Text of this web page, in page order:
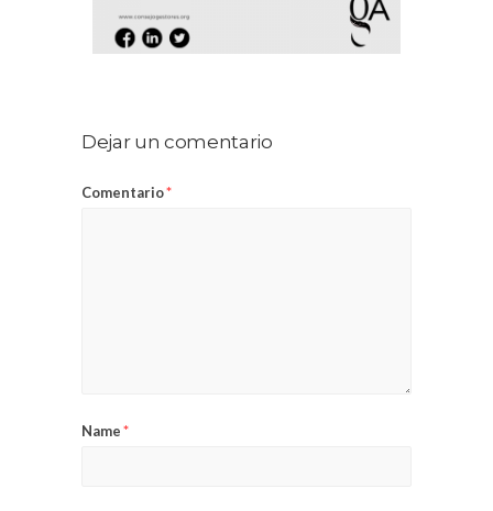
Dejar un comentario
Comentario*
Name*